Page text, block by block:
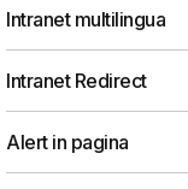
Intranet multilingua
Intranet Redirect
Alert in pagina